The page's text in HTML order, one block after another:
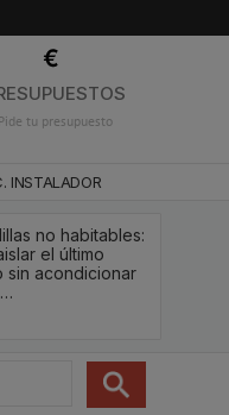
Pide tu presupuesto
INSTALADOR
no habitables:
el último
sin acondicionar